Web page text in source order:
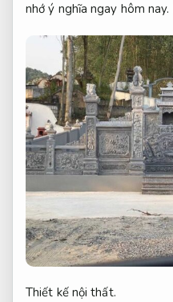
nhớ ý nghĩa ngay hôm nay.
Thiết kế nội thất.